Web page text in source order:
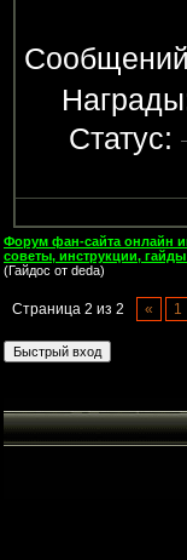
Статус:
Форум фан-сайта онлайн
советы, инструкции,
(Гайдос от deda)
Страница 2 из 2 « 1